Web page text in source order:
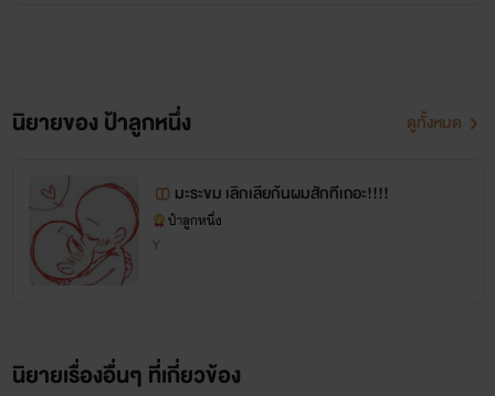
นิยายของ ป้าลูกหนึ่ง ดูทั้งหมด
มะระขม เลิกเลียก้นผมสักทีเถอะ!!!!
ป้าลูกหนึ่ง
Y
นิยายเรื่องอื่นๆ ที่เกี่ยวข้อง